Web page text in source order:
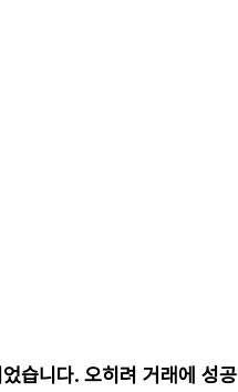
습니다. 오히려 거래에 성공